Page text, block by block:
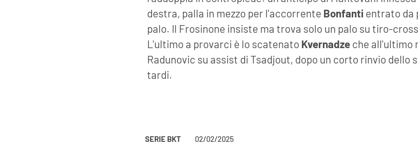
destra, palla in mezzo per l'accorrente Bonfanti entrato da
palo. Il Frosinone insiste ma trova solo un palo su tiro-
L'ultimo a provarci è lo scatenato Kvernadze che all'ultimo
Radunovic su assist di Tsadjout, dopo un corto rinvio dello
tardi.
SERIE BKT 02/02/2025